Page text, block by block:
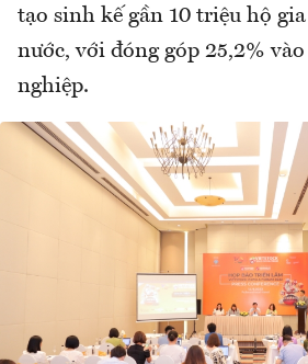
tạo sinh kế gần 10 triệu hộ
nước, với đóng góp 25,2%
nghiệp.